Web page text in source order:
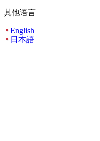
其他语言
English
日本語